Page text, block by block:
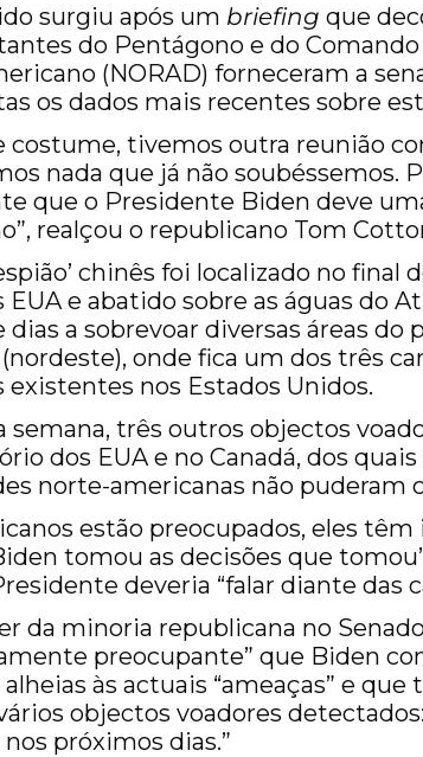
surgiu após um briefing que
do Pentágono e do
(NORAD) forneceram a
os dados mais recentes sobre
costume, tivemos outra reunião
nada que já não soubéssemos.
que o Presidente Biden deve
realçou o republicano Tom
chinês foi localizado no final
EUA e abatido sobre as águas do
dias a sobrevoar diversas áreas do
onde fica um dos três
existentes nos Estados Unidos.
semana, três outros objectos
dos EUA e no Canadá, dos
norte-americanas não puderam
estão preocupados, eles
tomou as decisões que
deveria “falar diante das
da minoria republicana no
preocupante” que Biden
às actuais “ameaças” e que
objectos voadores
próximos dias.”